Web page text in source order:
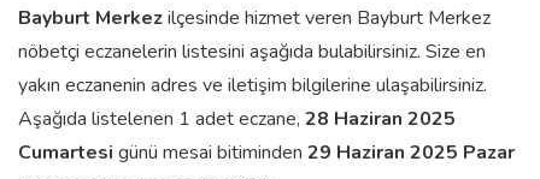
Bayburt Merkezilçesinde hizmet veren Bayburt Merkez
nöbetçi eczanelerin listesini aşağıda bulabilirsiniz. Size en
yakın eczanenin adres ve iletişim bilgilerine ulaşabilirsiniz.
Aşağıda listelenen 1 adet eczane, 28 Haziran 2025
Cumartesi günü mesai bitiminden 29 Haziran 2025 Pazar